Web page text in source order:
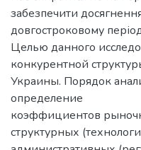
забезпечити
довгостроковому
Целью данного
конкурентной
Украины. Порядок
определение
коэффициентов
структурных